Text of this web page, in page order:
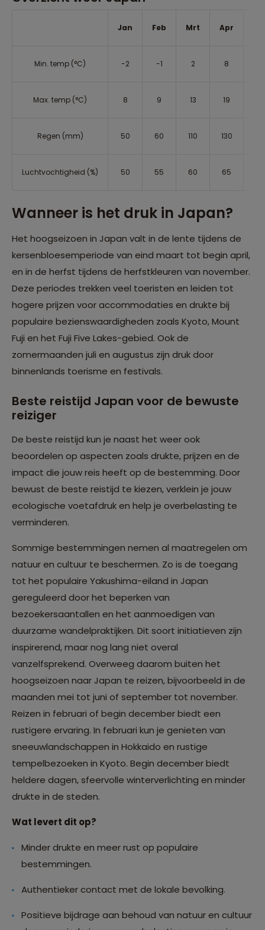
Jan Feb Mrt Apr
Min. temp (°C) -2 -1 2 8
Max. temp (°C) 8 9 13 19
Regen (mm) 50 60 110 130
Luchtvochtigheid (%) 50 55 60 65
Wanneer is het druk in Japan?
Het hoogseizoen in Japan valt in de lente tijdens de
kersenbloesemperiode van eind maart tot begin april,
en in de herfst tijdens de herfstkleuren van november.
Deze periodes trekken veel toeristen en leiden tot
hogere prijzen voor accommodaties en drukte bij
populaire bezienswaardigheden zoals Kyoto, Mount
Fuji en het Fuji Five Lakes-gebied. Ook de
zomermaanden juli en augustus zijn druk door
binnenlands toerisme en festivals.
Beste reistijd Japan voor de bewuste
reiziger
De beste reistijd kun je naast het weer ook
beoordelen op aspecten zoals drukte, prijzen en de
impact die jouw reis heeft op de bestemming. Door
bewust de beste reistijd te kiezen, verklein je jouw
ecologische voetafdruk en help je overbelasting te
verminderen.
Sommige bestemmingen nemen al maatregelen om
natuur en cultuur te beschermen. Zo is de toegang
tot het populaire Yakushima-eiland in Japan
gereguleerd door het beperken van
bezoekersaantallen en het aanmoedigen van
duurzame wandelpraktijken. Dit soort initiatieven zijn
inspirerend, maar nog lang niet overal
vanzelfsprekend. Overweeg daarom buiten het
hoogseizoen naar Japan te reizen, bijvoorbeeld in de
maanden mei tot juni of september tot november.
Reizen in februari of begin december biedt een
rustigere ervaring. In februari kun je genieten van
sneeuwlandschappen in Hokkaido en rustige
tempelbezoeken in Kyoto. Begin december biedt
heldere dagen, sfeervolle winterverlichting en minder
drukte in de steden.
Wat levert dit op?
Minder drukte en meer rust op populaire
bestemmingen.
Authentieker contact met de lokale bevolking.
Positieve bijdrage aan behoud van natuur en cultuur